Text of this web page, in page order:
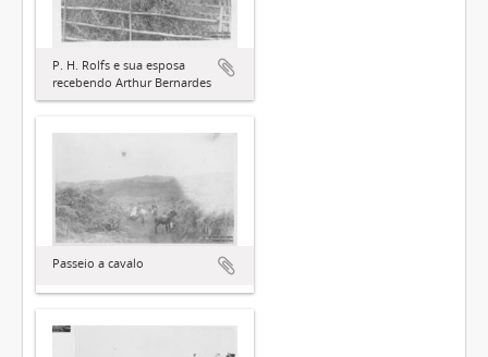
P. H. Rolfs e sua esposa
recebendo Arthur Bernardes
Passeio a cavalo